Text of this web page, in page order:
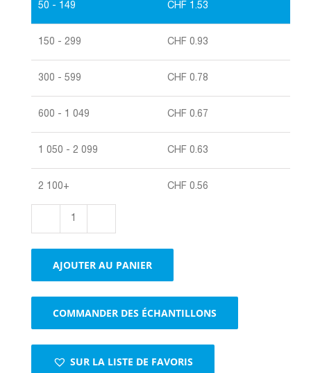
50 - 149 CHF 1.53
150 - 299 CHF 0.93
300 - 599 CHF 0.78
600 - 1 049 CHF 0.67
1 050 - 2 099 CHF 0.63
2 100+ CHF 0.56
en
papier
blanc
AJOUTER AU PANIER
COMMANDER DES ÉCHANTILLONS
SUR LA LISTE DE FAVORIS